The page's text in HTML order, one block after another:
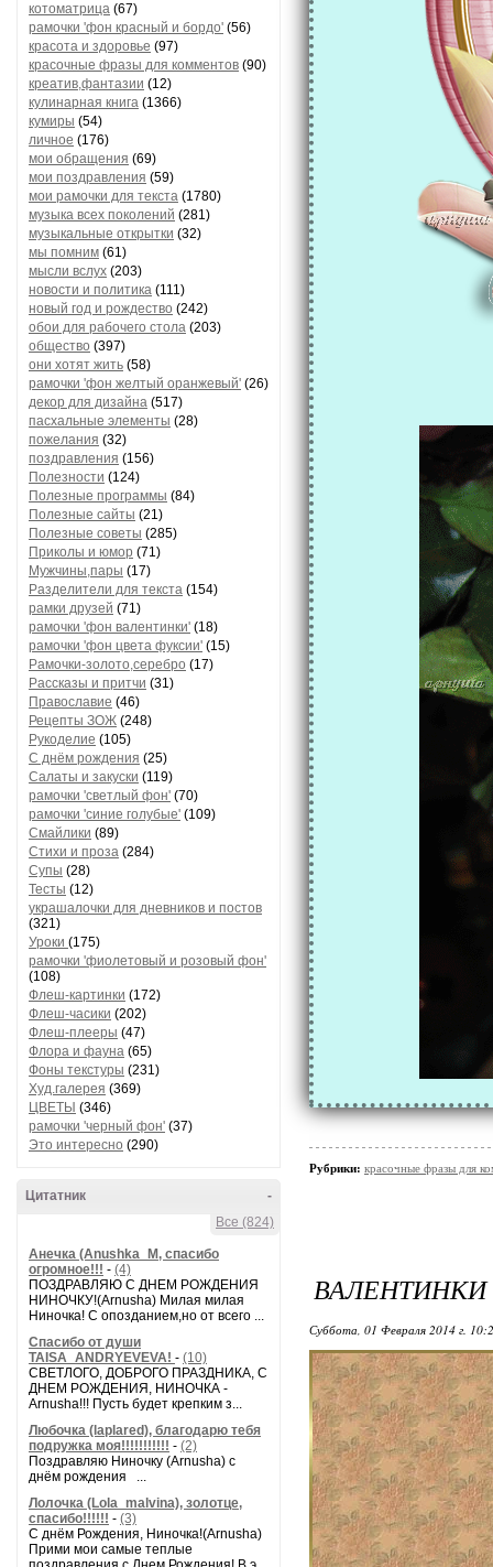
котоматрица (67)
рамочки 'фон красный и бордо' (56)
красота и здоровье (97)
красочные фразы для комментов (90)
креатив,фантазии (12)
кулинарная книга (1366)
кумиры (54)
личное (176)
мои обращения (69)
мои поздравления (59)
мои рамочки для текста (1780)
музыка всех поколений (281)
музыкальные открытки (32)
мы помним (61)
мысли вслух (203)
новости и политика (111)
новый год и рождество (242)
обои для рабочего стола (203)
общество (397)
они хотят жить (58)
рамочки 'фон желтый оранжевый' (26)
декор для дизайна (517)
пасхальные элементы (28)
пожелания (32)
поздравления (156)
Полезности (124)
Полезные программы (84)
Полезные сайты (21)
Полезные советы (285)
Приколы и юмор (71)
Мужчины,пары (17)
Разделители для текста (154)
рамки друзей (71)
рамочки 'фон валентинки' (18)
рамочки 'фон цвета фуксии' (15)
Рамочки-золото,серебро (17)
Рассказы и притчи (31)
Православие (46)
Рецепты ЗОЖ (248)
Рукоделие (105)
С днём рождения (25)
Салаты и закуски (119)
рамочки 'светлый фон' (70)
рамочки 'синие голубые' (109)
Смайлики (89)
Стихи и проза (284)
Супы (28)
Тесты (12)
украшалочки для дневников и постов
(321)
Уроки (175)
рамочки 'фиолетовый и розовый фон'
(108)
Флеш-картинки (172)
Флеш-часики (202)
Флеш-плееры (47)
Флора и фауна (65)
Фоны текстуры (231)
Худ.галерея (369)
ЦВЕТЫ (346)
рамочки 'черный фон' (37)
Это интересно (290)
-
Цитатник
Все (824)
Анечка (Anushka_M, спасибо
огромное!!! - (4)
ПОЗДРАВЛЯЮ С ДНЕМ РОЖДЕНИЯ
НИНОЧКУ!(Arnusha) Милая милая
Ниночка! С опозданием,но от всего ...
Спасибо от души
TAISA_ANDRYEVEVA! - (10)
СВЕТЛОГО, ДОБРОГО ПРАЗДНИКА, С
ДНЕМ РОЖДЕНИЯ, НИНОЧКА -
Arnusha!!! Пусть будет крепким з...
Любочка (laplared), благодарю тебя
подружка моя!!!!!!!!!!! - (2)
Поздравляю Ниночку (Arnusha) с
днём рождения ...
Лолочка (Lola_malvina), золотце,
спасибо!!!!!! - (3)
С днём Рождения, Ниночка!(Аrnusha)
Прими мои самые теплые
Рубрики: красочные фразы для
Суббота, 01 Февраля 2014 г.